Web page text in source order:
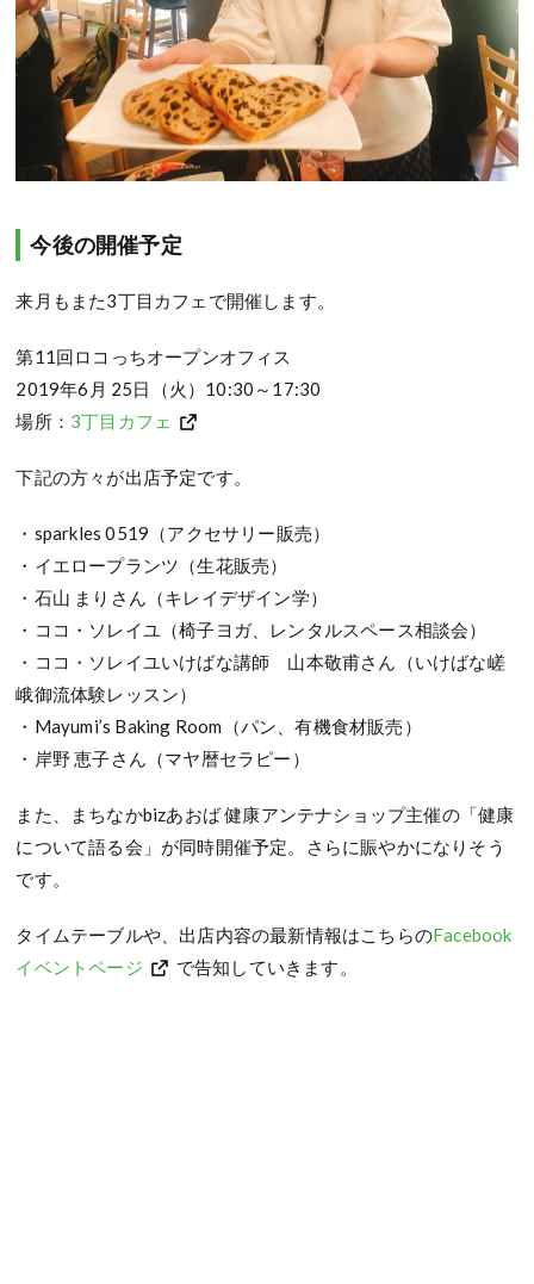
今後の開催予定
来月もまた3丁目カフェで開催します。
第11回ロコっちオープンオフィス
2019年6月 25日（火）10:30～17:30
場所： 3丁目カフェ
下記の方々が出店予定です。
・sparkles 0519（アクセサリー販売）
・イエロープランツ（生花販売）
・石山 まりさん（キレイデザイン学）
・ココ・ソレイユ（椅子ヨガ、レンタルスペース相談会）
・ココ・ソレイユいけばな講師 山本敬甫さん（いけばな嵯
峨御流体験レッスン）
・Mayumi’s Baking Room（パン、有機食材販売）
・岸野 恵子さん（マヤ暦セラピー）
また、まちなかbizあおば 健康アンテナショップ主催の「健康
について語る会」が同時開催予定。さらに賑やかになりそう
です。
タイムテーブルや、出店内容の最新情報はこちらのFacebook
イベントページ
で告知していきます。